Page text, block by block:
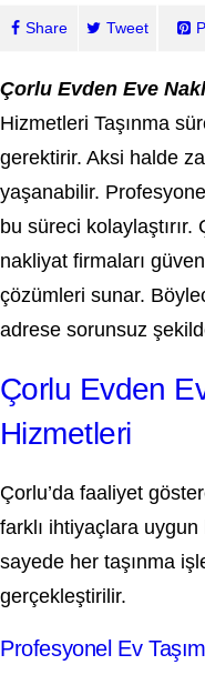
Share Tweet
Çorlu Evden Eve
Hizmetleri Taşınma
gerektirir. Aksi halde
yaşanabilir.
bu süreci
nakliyat firmaları
çözümleri sunar.
adrese sorunsuz
Çorlu Evden
Hizmetleri
Çorlu’da faaliyet
farklı ihtiyaçlara
sayede her taşınma
gerçekleştirilir.
Profesyonel Ev